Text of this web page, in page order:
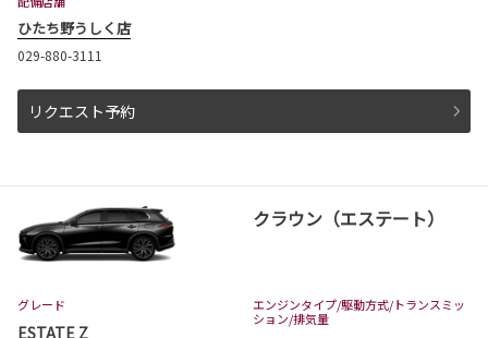
ひたち野うしく店
029-880-3111
リクエスト予約
クラウン（エステート）
グレード
ESTATE Z
エンジンタイプ/駆動方式/トランスミッ
ション/排気量